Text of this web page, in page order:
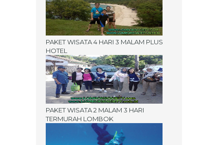
PAKET WISATA 4 HARI 3 MALAM PLUS
HOTEL
PAKET WISATA 2 MALAM 3 HARI
TERMURAH LOMBOK